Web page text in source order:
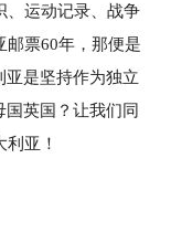
、运动记录、战争
邮票60年，那便是
亚是坚持作为独立
英国？让我们同
亚！